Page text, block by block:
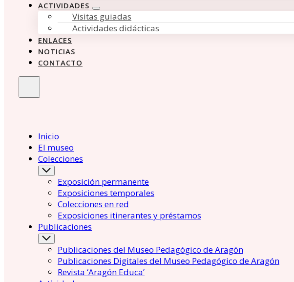
ACTIVIDADES
Visitas guiadas
Actividades didácticas
ENLACES
NOTICIAS
CONTACTO
Inicio
El museo
Colecciones
Exposición permanente
Exposiciones temporales
Colecciones en red
Exposiciones itinerantes y préstamos
Publicaciones
Publicaciones del Museo Pedagógico de Aragón
Publicaciones Digitales del Museo Pedagógico de Aragón
Revista ‘Aragón Educa’